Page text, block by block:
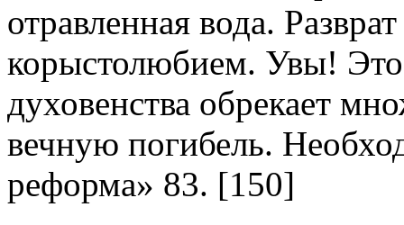
отравленная вода.
корыстолюбием. Увы! Это
духовенства обрекает
вечную погибель.
реформа» 83. [150]